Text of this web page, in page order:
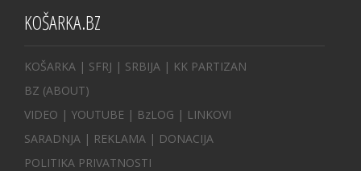
KOŠARKA.BZ
KOŠARKA | SFRJ | SRBIJA | KK PARTIZAN
BZ (ABOUT)
VIDEO | YOUTUBE | BzLOG | LINKOVI
SARADNJA | REKLAMA | DONACIJA
POLITIKA PRIVATNOSTI